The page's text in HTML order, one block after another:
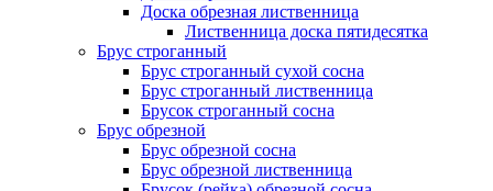
Доска обрезная лиственница
Лиственница доска пятидесятка
Брус строганный
Брус строганный сухой сосна
Брус строганный лиственница
Брусок строганный сосна
Брус обрезной
Брус обрезной сосна
Брус обрезной лиственница